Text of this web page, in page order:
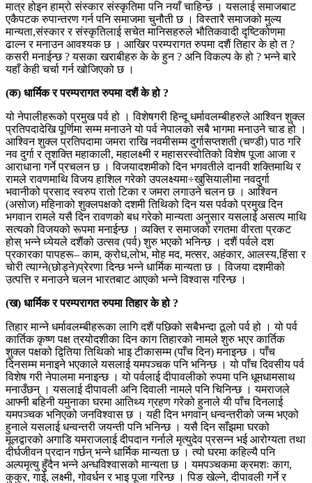
मात्र होइन हाम्रो संस्कार संस्कृतिमा पनि नयाँ चाहिन्छ । यसलाई समाजबाट
एकैपटक रुपान्तरण गर्न पनि समाजमा चुनौती छ । विस्तारै समाजको मुल्य
मान्यता,संस्कार र संस्कृतिलाई सचेत मानिसहरुले भौतिकवादी दृष्टिकोणमा
ढाल्न र मनाउन आवश्यक छ । आखिर परम्परागत रुपमा दशैं तिहार के हो त ?
कसरी मनाईन्छ ? यसका खराबीहरु के के हुन ? अनि विकल्प के हो ? भन्ने बारे
यहाँ केही चर्चा गर्न खोजिएको छ ।
(क) धार्मिक र परम्परागत रुपमा दशैं के हो ?
यो नेपालीहरूको प्रमुख पर्व हो । विशेषगरी हिन्दू धर्मावलम्बीहरुले आश्विन शुक्ल
प्रतिपदादेखि पूर्णिमा सम्म मनाउने यो पर्व नेपालको सबै भागमा मनाउने चाड हो ।
आश्विन शुक्ल प्रतिपदामा जमरा राखि नवमीसम्म दुर्गासप्तशती (चण्डी) पाठ गरि
नव दुर्गा र तृशक्ति महाकाली, महालक्ष्मी र महासरस्वोतिको विशेष पूजा आजा र
आराधाना गर्ने प्रचलन छ । विजयादशमीको दिन भगवतीले दानवी शक्तिमाथि र
रामले रावणमाथि विजय हाशिल गरेको उपलक्ष्यमा÷खुसियालीमा नवदुर्गा
भवानीको प्रसाद स्वरुप रातो टिका र जमरा लगाउने चलन छ । आश्विन
(असोज) महिनाको शुक्लपक्षको दशमी तिथिको दिन यस पर्वको प्रमुख दिन
भगवान रामले यसै दिन रावणको बध गरेको मान्यता अनुसार यसलाई असत्य माथि
सत्यको विजयको रूपमा मनाईन्छ । व्यक्ति र समाजको रगतमा वीरता प्रकट
होस् भन्ने ध्येयले दशैंको उत्सव (पर्व) शुरु भएको भनिन्छ । दशैं पर्वले दश
प्रकारका पापहरू– काम, क्रोध,लोभ, मोह मद, मत्सर, अहंकार, आलस्य,हिंसा र
चोरी त्याग्ने(छोड्ने)प्रेरणा दिन्छ भन्ने धार्मिक मान्यता छ । विजया दशमीको
उत्पत्ति र मनाउने चलन भारतबाट आएको भन्ने विश्वास गरिन्छ ।
(ख) धार्मिक र परम्परागत रुपमा तिहार के हो ?
तिहार मान्ने धर्मावलम्बीहरूका लागि दशैं पछिको सबैभन्दा ठूलो पर्व हो । यो पर्व
कार्तिक कृष्ण पक्ष त्रयोदशीका दिन काग तिहारको नामले शुरु भएर कार्तिक
शुक्ल पक्षको द्वितिया तिथिको भाइ टीकासम्म (पाँच दिन) मनाइन्छ । पाँच
दिनसम्म मनाइने भएकाले यसलाई यमपञ्चक पनि भनिन्छ । यो पाँच दिवसीय पर्व
विशेष गरी नेपालमा मनाइन्छ । यो पर्वलाई दीपावलीको रुपमा पनि धूमधामसाथ
मनाउँछन् । यसलाई दीपावली अनि दिवाली नामले पनि चिनिन्छ । यमराजले
आफ्नी बहिनी यमुनाका घरमा आतिथ्य ग्रहण गरेको हुनाले यी पाँच दिनलाई
यमपञ्चक भनिएको जनविश्वास छ । यही दिन भगवान् धन्वन्तरीको जन्म भएको
हुनाले यसलाई धन्वन्तरी जयन्ती पनि भनिन्छ । यसै दिन साँझमा घरको
मूलद्वारको अगाडि यमराजलाई दीपदान गर्नाले मृत्युदेव प्रसन्न भई आरोग्यता तथा
दीर्घजीवन प्रदान गर्छन् भन्ने धार्मिक मान्यता छ । त्यो घरमा कहिल्यै पनि
अल्पमृत्यु हुँदैन भन्ने अन्धविश्वासको मान्यता छ । यमपञ्चकमा क्रमशः काग,
कुकुर, गाई, लक्ष्मी, गोवर्धन र भाइ पूजा गरिन्छ । पिङ खेल्ने, दीपावली गर्ने र